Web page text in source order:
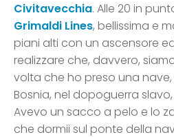
Civitavecchia. Alle 20 in
Grimaldi Lines, bellissima e
piani alti con un ascensore
realizzare che, davvero,
volta che ho preso una
Bosnia, nel dopoguerra
Avevo un sacco a pelo e lo
che dormii sul ponte della